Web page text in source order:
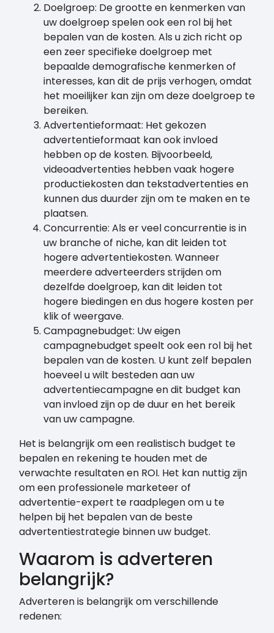
Doelgroep: De grootte en kenmerken van
uw doelgroep spelen ook een rol bij het
bepalen van de kosten. Als u zich richt op
een zeer specifieke doelgroep met
bepaalde demografische kenmerken of
interesses, kan dit de prijs verhogen, omdat
het moeilijker kan zijn om deze doelgroep te
bereiken.
Advertentieformaat: Het gekozen
advertentieformaat kan ook invloed
hebben op de kosten. Bijvoorbeeld,
videoadvertenties hebben vaak hogere
productiekosten dan tekstadvertenties en
kunnen dus duurder zijn om te maken en te
plaatsen.
Concurrentie: Als er veel concurrentie is in
uw branche of niche, kan dit leiden tot
hogere advertentiekosten. Wanneer
meerdere adverteerders strijden om
dezelfde doelgroep, kan dit leiden tot
hogere biedingen en dus hogere kosten per
klik of weergave.
Campagnebudget: Uw eigen
campagnebudget speelt ook een rol bij het
bepalen van de kosten. U kunt zelf bepalen
hoeveel u wilt besteden aan uw
advertentiecampagne en dit budget kan
van invloed zijn op de duur en het bereik
van uw campagne.
Het is belangrijk om een realistisch budget te
bepalen en rekening te houden met de
verwachte resultaten en ROI. Het kan nuttig zijn
om een professionele marketeer of
advertentie-expert te raadplegen om u te
helpen bij het bepalen van de beste
advertentiestrategie binnen uw budget.
Waarom is adverteren
belangrijk?
Adverteren is belangrijk om verschillende
redenen: